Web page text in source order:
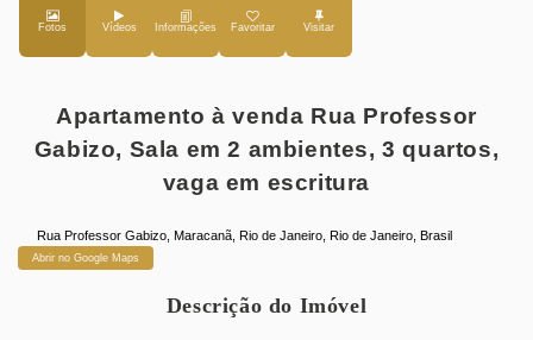
Fotos Vídeos Favoritar
Apartamento à venda Rua Professor
Gabizo, Sala em 2 ambientes, 3 quartos,
vaga em escritura
Rua Professor Gabizo ,Maracanã ,Rio de Janeiro ,Rio de Janeiro ,Brasil
Abrir no Google Maps
Descrição do Imóvel